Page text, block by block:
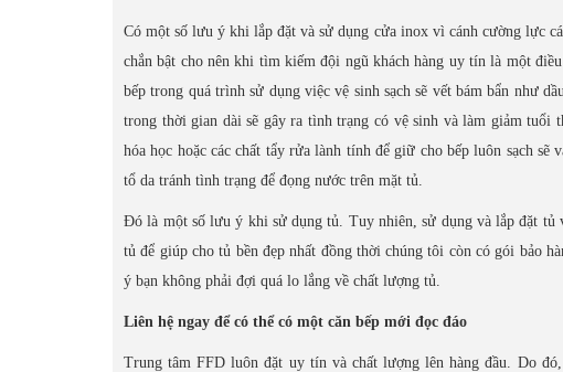
Có một số lưu ý khi lắp đặt và sử dụng cửa inox vì cánh cường lực
chắn bật cho nên khi tìm kiếm đội ngũ khách hàng uy tín là một
bếp trong quá trình sử dụng việc vệ sinh sạch sẽ vết bám bẩn như
trong thời gian dài sẽ gây ra tình trạng có vệ sinh và làm giảm tuổi
hóa học hoặc các chất tẩy rửa lành tính để giữ cho bếp luôn sạch
tổ da tránh tình trạng để đọng nước trên mặt tủ.
Đó là một số lưu ý khi sử dụng tủ. Tuy nhiên, sử dụng và lắp đặt tủ
tủ để giúp cho tủ bền đẹp nhất đồng thời chúng tôi còn có gói bảo
ý bạn không phải đợi quá lo lắng về chất lượng tủ.
Liên hệ ngay để có thể có một căn bếp mới đọc đáo
Trung tâm FFD luôn đặt uy tín và chất lượng lên hàng đầu. Do đó,